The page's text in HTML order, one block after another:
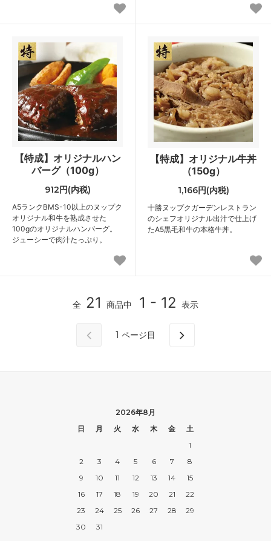
【特成】オリジナルハン
バーグ（100g）
912円(内税)
A5ランクBMS-10以上のヌップク
オリジナル和牛を熟成させた
100gのオリジナルハンバーグ。
ジューシーで肉汁たっぷり。
【特成】オリジナル牛丼
（150g）
1,166円(内税)
十勝ヌップクガーデンレストラン
のシェフオリジナル出汁で仕上げ
たA5黒毛和牛の本格牛丼。
全 21 商品中 1 - 12 表示
1 ページ目
2026年8月
日
月 火 水 木 金
土
1
2
3 4 5 6 7
8
9
10 11 12 13 14
15
16
17 18 19 20 21
22
23
24 25 26 27 28
29
30
31